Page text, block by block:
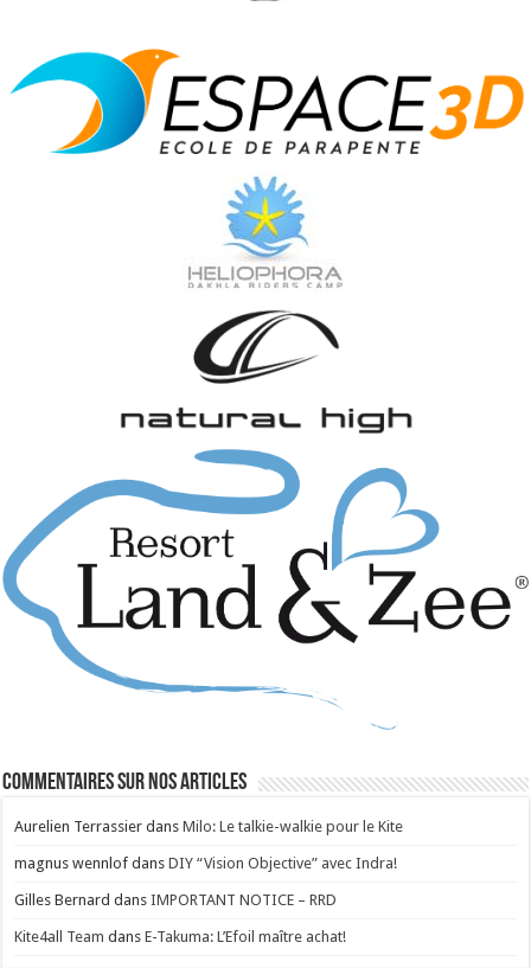
Commentaires sur nos articles
Aurelien Terrassier dansMilo: Le talkie-walkie pour le Kite
magnus wennlof dansDIY “Vision Objective” avec Indra!
Gilles Bernard dansIMPORTANT NOTICE – RRD
Kite4all Team dansE-Takuma: L’Efoil maître achat!